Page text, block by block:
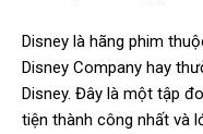
Disney là hãng phim
Disney Company hay
Disney. Đây là một tập
tiện thành công nhất và